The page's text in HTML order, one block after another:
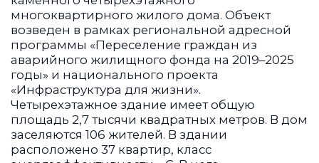
многоквартирного жилого дома. Объект
возведен в рамках региональной адресной
программы «Переселение граждан из
аварийного жилищного фонда на 2019–2025
годы» и национального проекта
«Инфраструктура для жизни».
Четырехэтажное здание имеет общую
площадь 2,7 тысячи квадратных метров. В дом
заселяются 106 жителей. В здании
расположено 37 квартир, класс